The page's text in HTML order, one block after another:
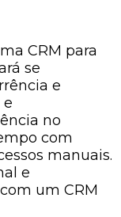
CRM para
se
e
no
com
manuais.
e
um CRM